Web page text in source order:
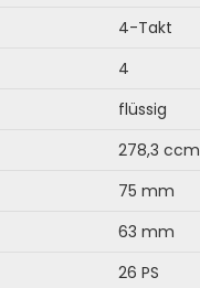
4-Takt
4
flüssig
278,3 ccm
75 mm
63 mm
26 PS